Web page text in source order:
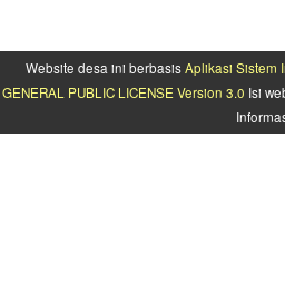
Website desa ini berbasisAplikasi Sistem
GENERAL PUBLIC LICENSE Version 3.0 Isi